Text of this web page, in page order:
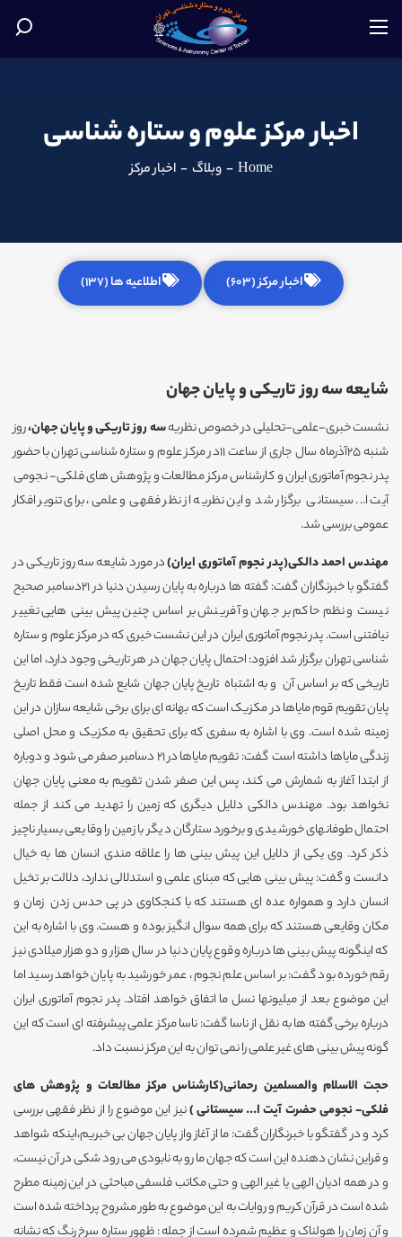
اخبار مرکز علوم و ستاره شناسی
Home
- وبلاگ - اخبار مرکز
اخبار مرکز (603) اطلاعیه ها (137)
شایعه سه روز تاریکی و پایان جهان
نشست خبری-علمی-تحلیلی در خصوص نظریهسه روز تاریکی و پایان جهان،روز
شنبه 25آذرماه سال جاری از ساعت 11در مرکز علوم و ستاره شناسی تهران با حضور
پدر نجوم آماتوری ایران و کارشناس مرکز مطالعات و پژوهش های فلکی- نجومی
آیت ا... سیستانی برگزار شد و این نظریه از نظر فقهی و علمی، برای تنویر افکار
عمومی بررسی شد.
مهندس احمد دالکی(پدر نجوم آماتوری ایران)در مورد شایعه سه روز تاریکی در
گفتگو با خبرنگاران
گفت: گفته ها درباره به پایان رسیدن دنیا در 21دسامبر صحیح
نیست و نظم حاکم بر جهان و آفرینش بر اساس چنین پیش بینی هایی تغییر
نیافتنی است. پدر نجوم آماتوری ایران در این نشست خبری که در مرکز علوم و ستاره
شناسی تهران برگزار شد افزود: احتمال پایان جهان در هر تاریخی وجود دارد، اما این
تاریخی که بر اساس آن و به اشتباه تاریخ پایان جهان شایع شده است فقط تاریخ
پایان تقویم قوم مایاها در مکزیک است که بهانه ای برای برخی شایعه سازان در این
زمینه شده است. وی با اشاره به سفری که برای تحقیق به مکزیک و محل اصلی
زندگی مایاها داشته است گفت: تقویم مایاها در 21 دسامبر صفر می شود و دوباره
از ابتدا آغاز به شمارش می کند، پس این صفر شدن تقویم به معنی پایان جهان
نخواهد بود. مهندس دالکی دلایل دیگری که زمین را تهدید می کند از جمله
احتمال طوفانهای خورشیدی و برخورد ستارگان دیگر با زمین را وقایعی بسیار ناچیز
ذکر کرد. وی یکی از دلایل این پیش بینی ها را علاقه مندی انسان ها به خیال
دانست و گفت: پیش بینی هایی که مبنای علمی و استدلالی ندارد، دلالت بر تخیل
انسان دارد و همواره عده ای هستند که با کنجکاوی در پی حدس زدن زمان و
مکان وقایعی هستند که برای همه سوال انگیز بوده و هست. وی با اشاره به این
که اینگونه پیش بینی ها درباره وقوع پایان دنیا در سال هزار و دو هزار میلادی نیز
رقم خورده بود گفت: بر اساس علم نجوم ، عمر خورشید به پایان خواهد رسید اما
این موضوع بعد از میلیونها نسل ما اتفاق خواهد افتاد. پدر نجوم آماتوری ایران
درباره برخی گفته ها به نقل از ناسا گفت: ناسا مرکز علمی پیشرفته ای است که این
گونه پیش بینی های غیر علمی را نمی توان به این مرکز نسبت داد.
حجت الاسلام والمسلمین رحمانی(کارشناس مرکز مطالعات و پژوهش های
فلکی- نجومی حضرتآیت ا... سیستانی)نیز این موضوع را از نظر فقهی بررسی
کرد و در گفتگو با خبرنگاران گفت: ما از آغاز واز پایان جهان بی خبریم،اینکه شواهد
و قراین نشان دهنده این است که جهان ما رو به نابودی می رود شکی در آن نیست،
و در همه ادیان الهی یا غیر الهی و حتی مکاتب فلسفی مباحثی در این زمینه مطرح
شده است در قرآن کریم و روایات به این موضوع به طور مشروح پرداخته شده است
و آن زمان را هولناک و عظیم شمرده است از جمله : ظهور ستاره سرخ رنگ كه نشانه